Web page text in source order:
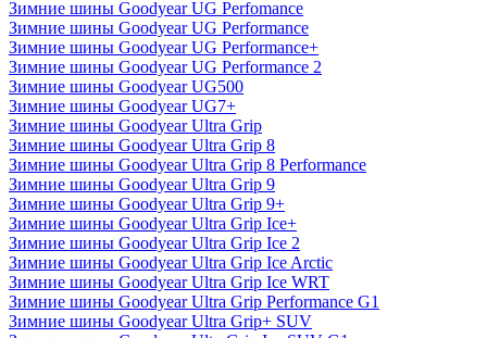
Зимние шины Goodyear UG Perfomance
Зимние шины Goodyear UG Performance
Зимние шины Goodyear UG Performance+
Зимние шины Goodyear UG Performance 2
Зимние шины Goodyear UG500
Зимние шины Goodyear UG7+
Зимние шины Goodyear Ultra Grip
Зимние шины Goodyear Ultra Grip 8
Зимние шины Goodyear Ultra Grip 8 Performance
Зимние шины Goodyear Ultra Grip 9
Зимние шины Goodyear Ultra Grip 9+
Зимние шины Goodyear Ultra Grip Ice+
Зимние шины Goodyear Ultra Grip Ice 2
Зимние шины Goodyear Ultra Grip Ice Arctic
Зимние шины Goodyear Ultra Grip Ice WRT
Зимние шины Goodyear Ultra Grip Performance G1
Зимние шины Goodyear Ultra Grip+ SUV